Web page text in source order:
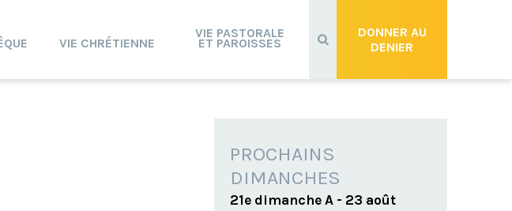
DONNER AU
DENIER
VIE CHRÉTIENNE
VIE PASTORALE
ET PAROISSES
PROCHAINS
DIMANCHES
21e dimanche A - 23 août